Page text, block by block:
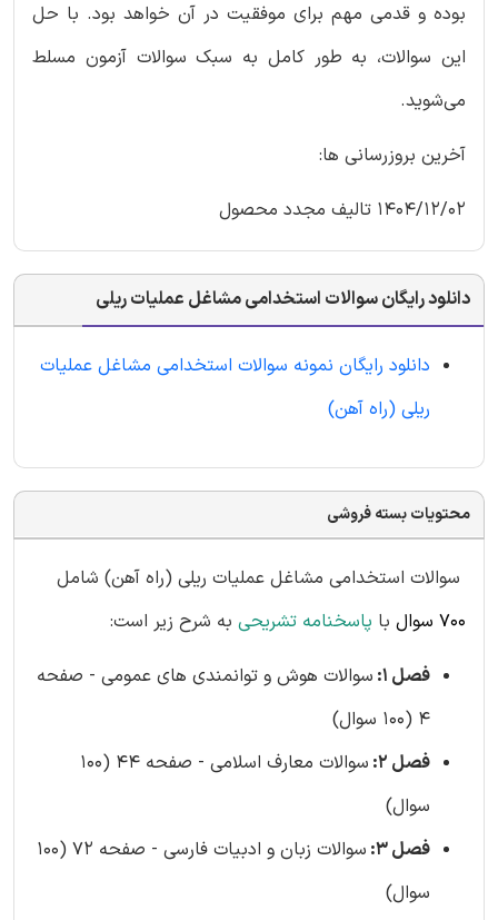
بوده و قدمی مهم برای موفقیت در آن خواهد بود. با حل
این سوالات، به طور کامل به سبک سوالات آزمون مسلط
می‌شوید.
آخرین بروزرسانی ها:
1404/12/02 تالیف مجدد محصول
دانلود رایگان سوالات استخدامی مشاغل عملیات ریلی
دانلود رایگان نمونه سوالات استخدامی مشاغل عملیات
ریلی (راه آهن)
محتویات بسته فروشی
سوالات استخدامی مشاغل عملیات ریلی (راه آهن) شامل
700 سوال
با پاسخنامه تشریحی به شرح زیر است:
فصل 1:
سوالات هوش و توانمندی های عمومی - صفحه
4 (100 سوال)
فصل 2:
سوالات معارف اسلامی - صفحه 44 (100
سوال)
فصل 3:
سوالات زبان و ادبیات فارسی - صفحه 72 (100
سوال)